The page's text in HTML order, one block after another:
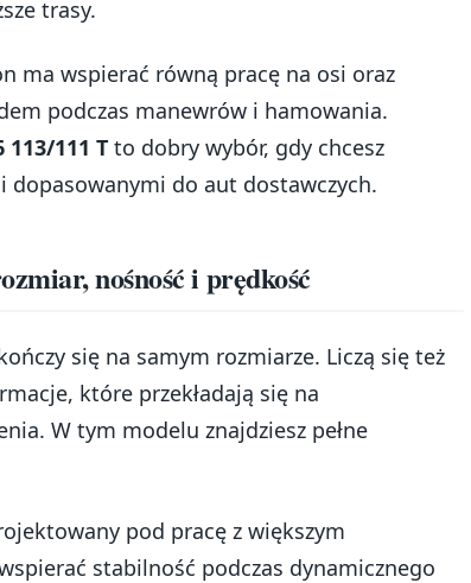
trasy.
ma wspierać równą pracę na osi oraz
podczas manewrów i hamowania.
113/111 T to dobry wybór, gdy chcesz
dopasowanymi do aut dostawczych.
nośność i prędkość
się na samym rozmiarze. Liczą się też
które przekładają się na
W tym modelu znajdziesz pełne
pod pracę z większym
stabilność podczas dynamicznego